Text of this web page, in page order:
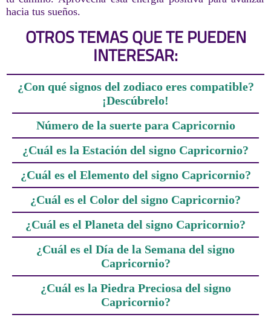
hacia tus sueños.
OTROS TEMAS QUE TE PUEDEN
INTERESAR:
¿Con qué signos del zodiaco eres compatible?
¡Descúbrelo!
Número de la suerte para Capricornio
¿Cuál es la Estación del signo Capricornio?
¿Cuál es el Elemento del signo Capricornio?
¿Cuál es el Color del signo Capricornio?
¿Cuál es el Planeta del signo Capricornio?
¿Cuál es el Día de la Semana del signo
Capricornio?
¿Cuál es la Piedra Preciosa del signo
Capricornio?